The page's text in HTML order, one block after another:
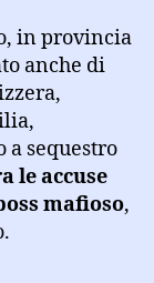
in provincia
anche di
a sequestro
le accuse
mafioso,